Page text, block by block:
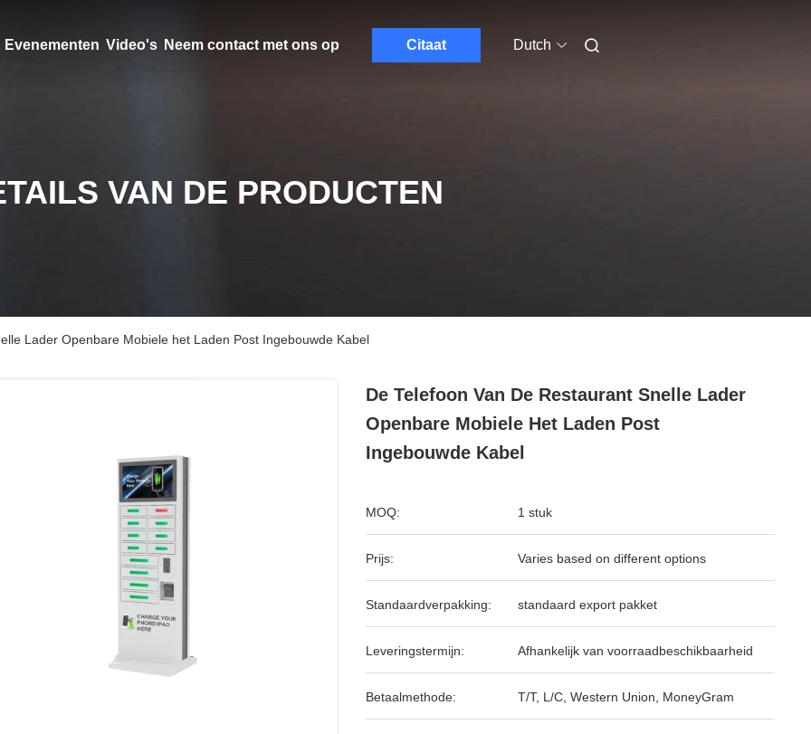
Evenementen Video's Neem contact met ons op Citaat Dutch
VAN DE PRODUCTEN
Lader Openbare Mobiele het Laden Post Ingebouwde Kabel
De Telefoon Van De Restaurant Snelle Lader
Openbare Mobiele Het Laden Post
Ingebouwde Kabel
MOQ: 1 stuk
Prijs: Varies based on different options
Standaardverpakking: standaard export pakket
Leveringstermijn: Afhankelijk van voorraadbeschikbaarheid
Betaalmethode: T/T, L/C, Western Union, MoneyGram